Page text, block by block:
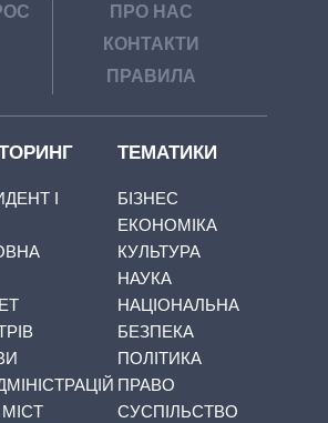
ПРО НАС
КОНТАКТИ
ПРАВИЛА
І
ТЕМАТИКИ
БІЗНЕС
ЕКОНОМІКА
КУЛЬТУРА
НАУКА
НАЦІОНАЛЬНА
БЕЗПЕКА
ПОЛІТИКА
ПРАВО
СУСПІЛЬСТВО